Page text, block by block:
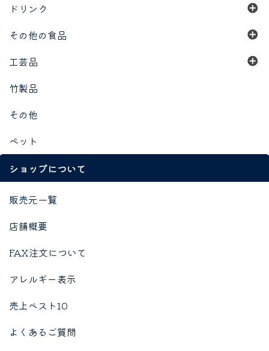
ドリンク
その他の食品
工芸品
竹製品
その他
ペット
ショップについて
販売元一覧
店舗概要
FAX注文について
アレルギー表示
売上ベスト10
よくあるご質問